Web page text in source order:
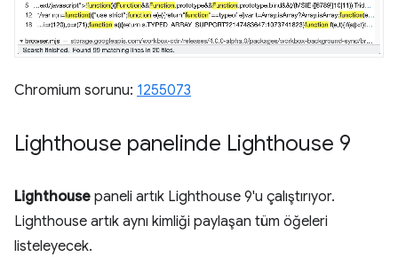
Chromium sorunu: 1255073
Lighthouse panelinde Lighthouse 9
Lighthouse paneli artık Lighthouse 9'u çalıştırıyor.
Lighthouse artık aynı kimliği paylaşan tüm öğeleri
listeleyecek.